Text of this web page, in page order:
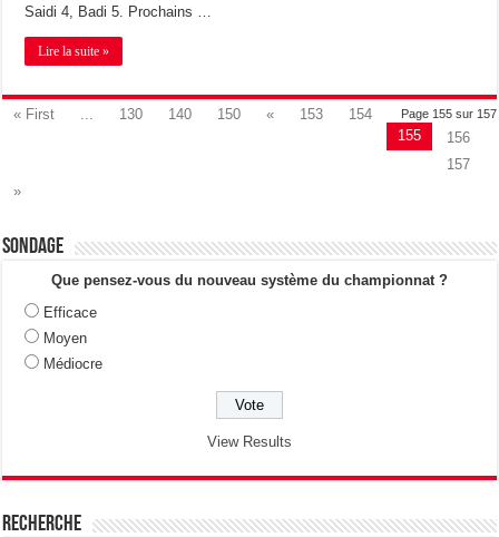
Saidi 4, Badi 5. Prochains …
Lire la suite »
Page 155 sur 157
« First 130 140 150 « 153
154
155
156
157
»
Sondage
Que pensez-vous du nouveau système du championnat ?
Efficace
Moyen
Médiocre
View Results
Recherche